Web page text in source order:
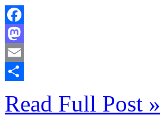
Facebook
Mastodon
Email
Read Full Post »